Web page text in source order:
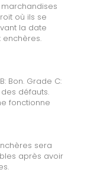
où ils se
la date
Bon. Grade C:
défauts.
fonctionne
sera
après avoir